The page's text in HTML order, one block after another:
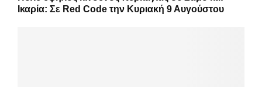
Ικαρία: Σε Red Code την Κυριακή 9 Αυγούστου